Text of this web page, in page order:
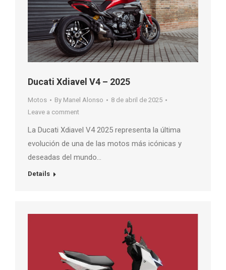
Ducati Xdiavel V4 – 2025
Motos By Manel Alonso
8 de abril de 2025
Leave a comment
La Ducati Xdiavel V4 2025 representa la última
evolución de una de las motos más icónicas y
deseadas del mundo…
Details